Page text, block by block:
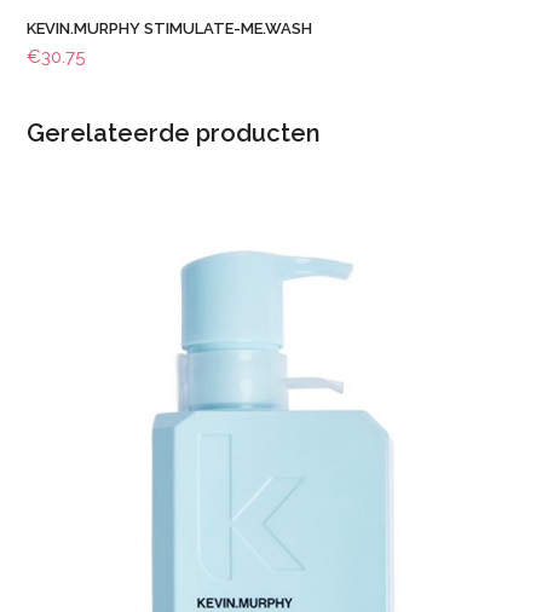
KEVIN.MURPHY STIMULATE-ME.WASH
€30.75
Gerelateerde producten